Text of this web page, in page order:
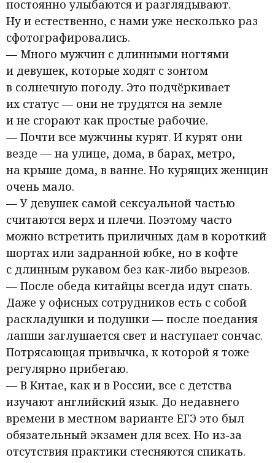
постоянно улыбаются и разглядывают.
Ну и естественно, с нами уже несколько раз
сфотографировались.
— Много мужчин с длинными ногтями
и девушек, которые ходят с зонтом
в солнечную погоду. Это подчёркивает
их статус — они не трудятся на земле
и не сгорают как простые рабочие.
— Почти все мужчины курят. И курят они
везде — на улице, дома, в барах, метро,
на крыше дома, в ванне. Но курящих женщин
очень мало.
— У девушек самой сексуальной частью
считаются верх и плечи. Поэтому часто
можно встретить приличных дам в короткий
шортах или задранной юбке, но в кофте
с длинным рукавом без как-либо вырезов.
— После обеда китайцы всегда идут спать.
Даже у офисных сотрудников есть с собой
раскладушки и подушки — после поедания
лапши заглушается свет и наступает сончас.
Потрясающая привычка, к которой я тоже
регулярно прибегаю.
— В Китае, как и в России, все с детства
изучают английский язык. До недавнего
времени в местном варианте ЕГЭ это был
обязательный экзамен для всех. Но из-за
отсутствия практики стесняются спикать.